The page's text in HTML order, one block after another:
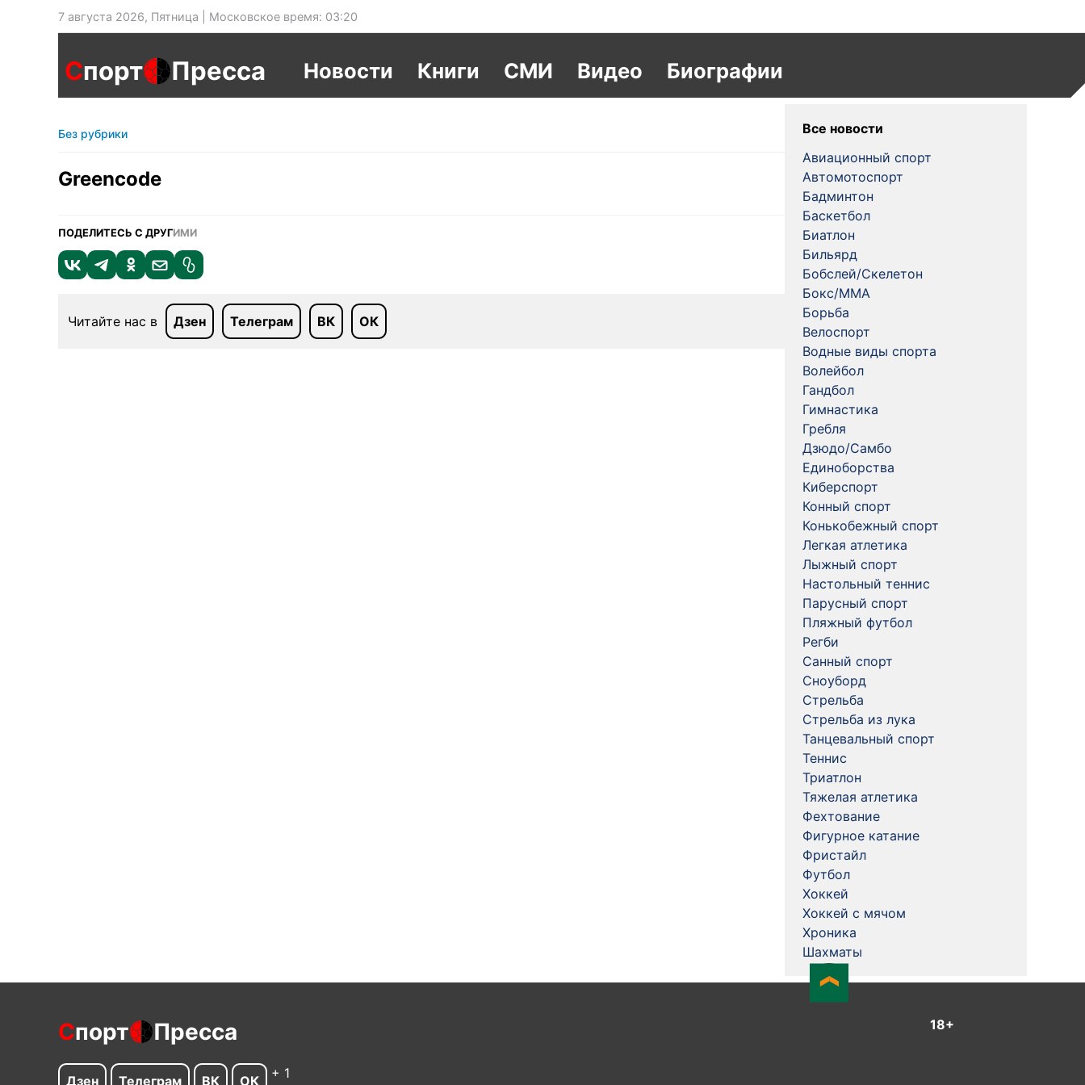
7 августа 2026, Пятница | Московское время: 03:20
Спорт Пресса Новости Книги СМИ Видео Биографии
Без рубрики
Greencode
ПОДЕЛИТЕСЬ С ДРУГИМИ
Читайте нас в Дзен Телеграм ВК ОК
Все новости
Авиационный спорт
Автомотоспорт
Бадминтон
Баскетбол
Биатлон
Бильярд
Бобслей/Скелетон
Бокс/MMA
Борьба
Велоспорт
Водные виды спорта
Волейбол
Гандбол
Гимнастика
Гребля
Дзюдо/Самбо
Единоборства
Киберспорт
Конный спорт
Конькобежный спорт
Легкая атлетика
Лыжный спорт
Настольный теннис
Парусный спорт
Пляжный футбол
Регби
Санный спорт
Сноуборд
Стрельба
Стрельба из лука
Танцевальный спорт
Теннис
Триатлон
Тяжелая атлетика
Фехтование
Фигурное катание
Фристайл
Футбол
Хоккей
Хоккей с мячом
Хроника
Шахматы
Спорт Пресса 18+
Дзен Телеграм ВК ОК + 1